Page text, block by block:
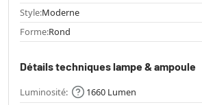
Style:Moderne
Forme:Rond
Détails techniques lampe & ampoule
Luminosité:
1660 Lumen